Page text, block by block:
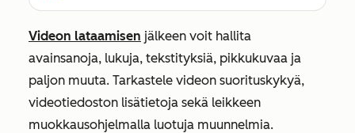
Videon lataamisen jälkeen voit hallita
avainsanoja, lukuja, tekstityksiä, pikkukuvaa ja
paljon muuta. Tarkastele videon suorituskykyä,
videotiedoston lisätietoja sekä leikkeen
muokkausohjelmalla luotuja muunnelmia.